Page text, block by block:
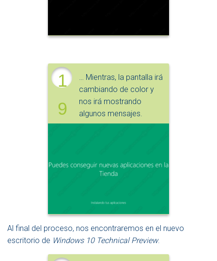
1
9
… Mientras, la pantalla irá
cambiando de color y
nos irá mostrando
algunos mensajes.
Al final del proceso, nos encontraremos en el nuevo
escritorio de Windows 10 Technical Preview.